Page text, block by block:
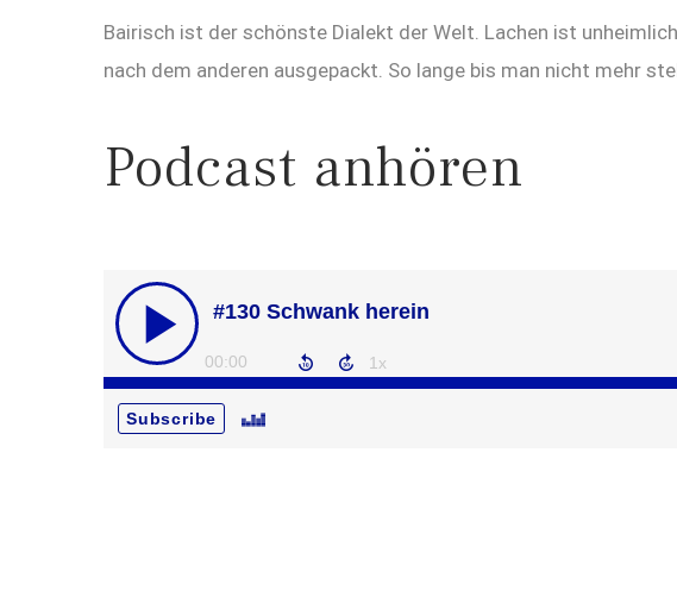
Bairisch ist der schönste Dialekt der Welt. Lachen ist
nach dem anderen ausgepackt. So lange bis man nicht mehr
Podcast anhören